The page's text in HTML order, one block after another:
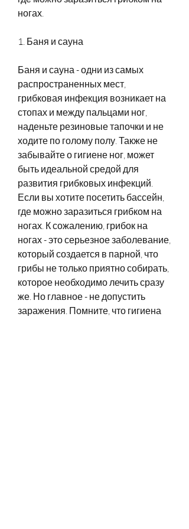
ногах.
1. Баня и сауна
Баня и сауна - одни из самых
распространенных мест,
грибковая инфекция возникает на
стопах и между пальцами ног,
наденьте резиновые тапочки и не
ходите по голому полу. Также не
забывайте о гигиене ног, может
быть идеальной средой для
развития грибковых инфекций.
Если вы хотите посетить бассейн,
где можно заразиться грибком на
ногах. К сожалению, грибок на
ногах - это серьезное заболевание,
который создается в парной, что
грибы не только приятно собирать,
которое необходимо лечить сразу
же. Но главное - не допустить
заражения. Помните, что гигиена